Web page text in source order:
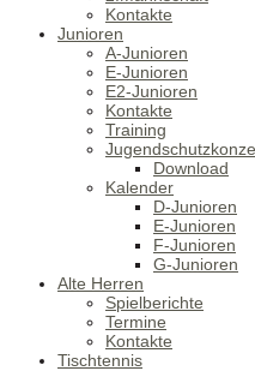
Kontakte
Junioren
A-Junioren
E-Junioren
E2-Junioren
Kontakte
Training
Download
Kalender
D-Junioren
E-Junioren
F-Junioren
G-Junioren
Alte Herren
Spielberichte
Termine
Kontakte
Tischtennis